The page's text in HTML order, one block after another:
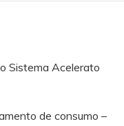
Sistema Acelerato
de consumo –